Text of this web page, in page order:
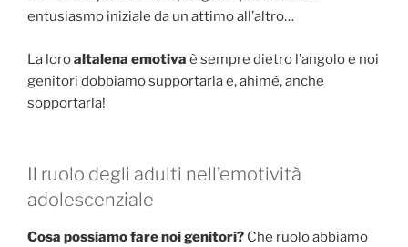
entusiasmo iniziale da un attimo all’altro…
La loroaltalena emotiva è sempre dietro l’angolo e noi
genitori dobbiamo supportarla e, ahimé, anche
sopportarla!
Il ruolo degli adulti nell’emotività
adolescenziale
Cosa possiamo fare noi genitori? Che ruolo abbiamo